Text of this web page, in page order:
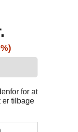
for at
er tilbage